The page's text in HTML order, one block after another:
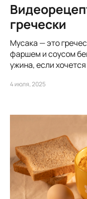
гречески
Мусака — это
фаршем и соусом
ужина, если
4 июля, 2025